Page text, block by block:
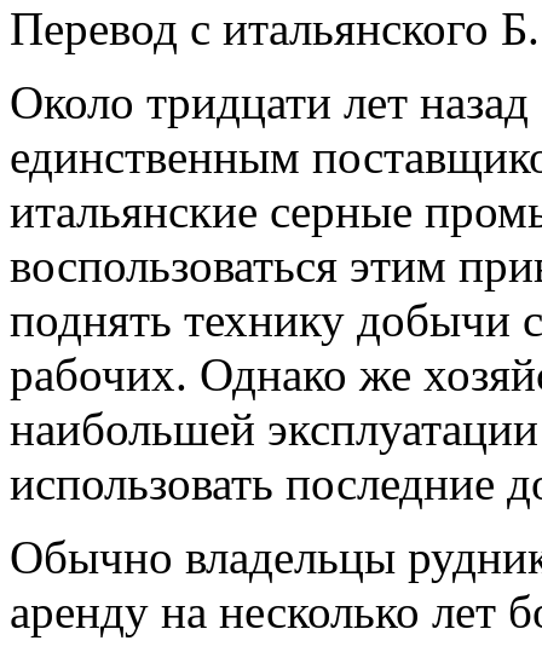
Перевод с итальянского
Около тридцати лет
единственным
итальянские серные
воспользоваться этим
поднять технику добычи
рабочих. Однако же
наибольшей
использовать последние
Обычно владельцы
аренду на несколько лет